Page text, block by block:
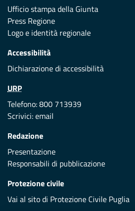
Ufficio stampa della Giunta
Press Regione
Logo e identità regionale
Accessibilità
Dichiarazione di accessibilità
URP
Telefono: 800 713939
Scrivici:email
Redazione
Presentazione
Responsabili di pubblicazione
Protezione civile
Vai al sito di Protezione Civile Puglia